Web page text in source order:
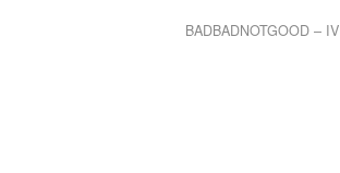
BADBADNOTGOOD – IV